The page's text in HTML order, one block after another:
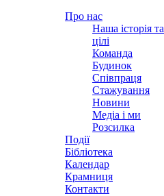
Про нас
Наша історія та
цілі
Команда
Будинок
Співпраця
Стажування
Новини
Медіа і ми
Розсилка
Події
Бібліотека
Календар
Крамниця
Контакти